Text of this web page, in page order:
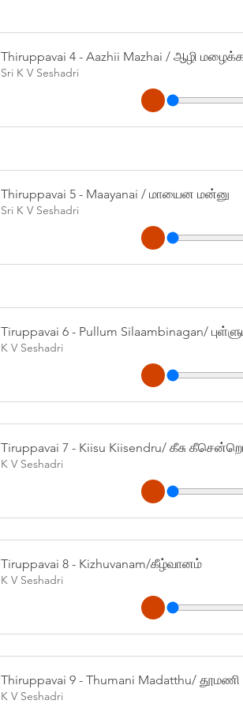
Thiruppavai 4 - Aazhii Mazhai / ஆழி
Sri K V Seshadri
Thiruppavai 5 - Maayanai / மாயைன மன்னு
Sri K V Seshadri
Tiruppavai 6 - Pullum Silaambinagan/
K V Seshadri
Tiruppavai 7 - Kiisu Kiisendru/ கீசு
K V Seshadri
Tiruppavai 8 - Kizhuvanam/கீழ்வானம்
K V Seshadri
Thiruppavai 9 - Thumani Madatthu/ தூமணி
K V Seshadri